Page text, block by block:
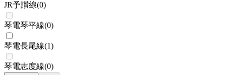
JR予讃線(0)
琴電琴平線(0)
琴電長尾線(1)
琴電志度線(0)